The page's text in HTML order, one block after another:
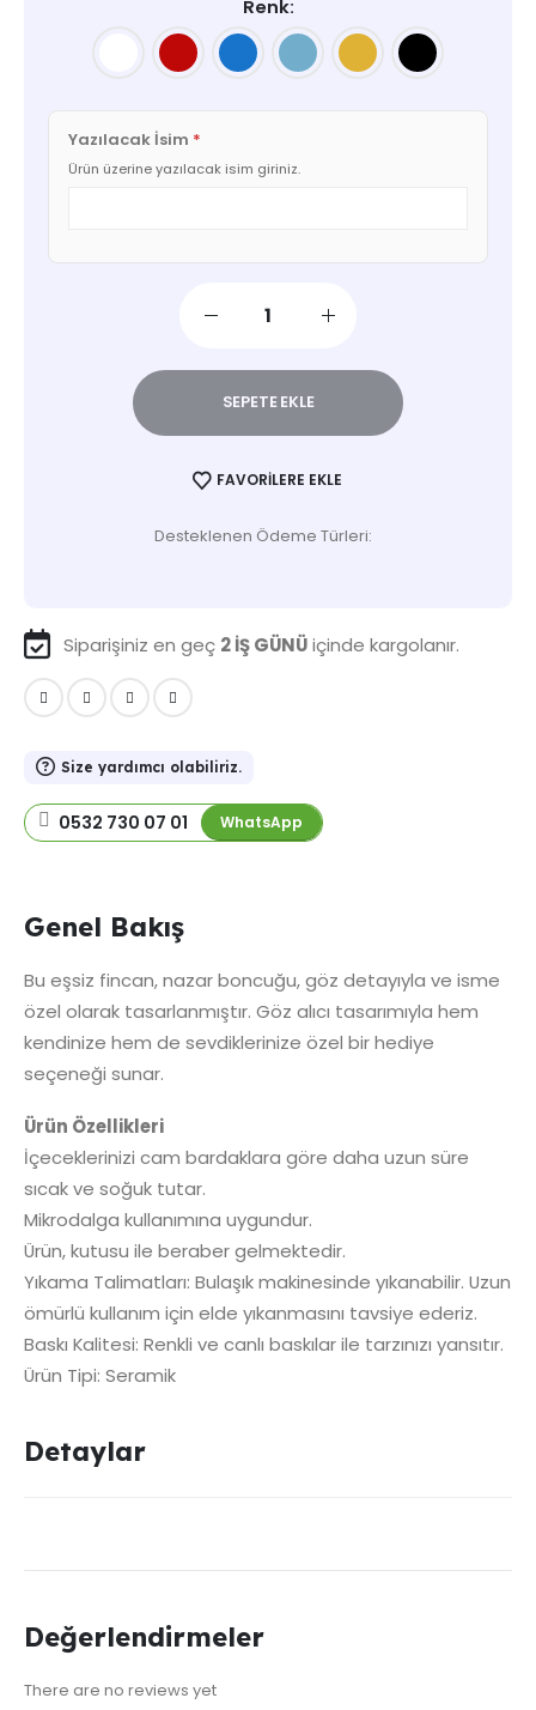
Renk
Yazılacak İsim *
Ürün üzerine yazılacak isim giriniz.
SEPETE EKLE
FAVORILERE EKLE
Desteklenen Ödeme Türleri:
Siparişiniz en geç 2 İŞ GÜNÜiçinde kargolanır.
Size yardımcı olabiliriz.
0532 730 07 01 WhatsApp
Genel Bakış
Bu eşsiz fincan, nazar boncuğu, göz detayıyla ve isme
özel olarak tasarlanmıştır. Göz alıcı tasarımıyla hem
kendinize hem de sevdiklerinize özel bir hediye
seçeneği sunar.
Ürün Özellikleri
İçeceklerinizi cam bardaklara göre daha uzun süre
sıcak ve soğuk tutar.
Mikrodalga kullanımına uygundur.
Ürün, kutusu ile beraber gelmektedir.
Yıkama Talimatları: Bulaşık makinesinde yıkanabilir. Uzun
ömürlü kullanım için elde yıkanmasını tavsiye ederiz.
Baskı Kalitesi: Renkli ve canlı baskılar ile tarzınızı yansıtır.
Ürün Tipi: Seramik
Detaylar
Değerlendirmeler
There are no reviews yet